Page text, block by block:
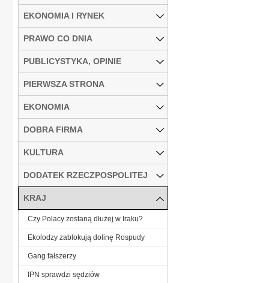
EKONOMIA I RYNEK
PRAWO CO DNIA
PUBLICYSTYKA, OPINIE
PIERWSZA STRONA
EKONOMIA
DOBRA FIRMA
KULTURA
DODATEK RZECZPOSPOLITEJ
KRAJ
Czy Polacy zostaną dłużej w Iraku?
Ekolodzy zablokują dolinę Rospudy
Gang fałszerzy
IPN sprawdzi sędziów